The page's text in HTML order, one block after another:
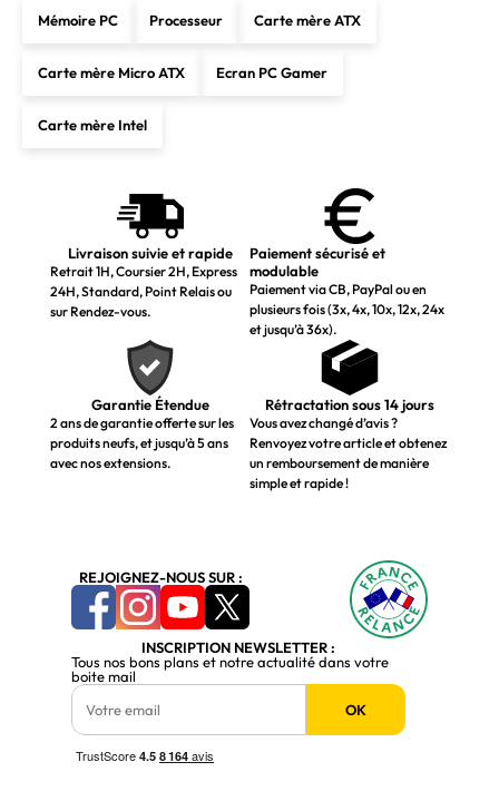
Mémoire PC Processeur Carte mère ATX
Carte mère Micro ATX Ecran PC Gamer
Carte mère Intel
Livraison suivie et rapide
Retrait 1H, Coursier 2H, Express
24H, Standard, Point Relais ou
sur Rendez-vous.
Paiement sécurisé et
modulable
Paiement via CB, PayPal ou en
plusieurs fois (3x, 4x, 10x, 12x, 24x
et jusqu’à 36x).
Garantie Étendue
2 ans de garantie offerte sur les
produits neufs, et jusqu’à 5 ans
avec nos extensions.
Rétractation sous 14 jours
Vous avez changé d’avis ?
Renvoyez votre article et obtenez
un remboursement de manière
simple et rapide !
REJOIGNEZ-NOUS SUR :
INSCRIPTION NEWSLETTER :
Tous nos bons plans et notre actualité dans votre
boite mail
OK